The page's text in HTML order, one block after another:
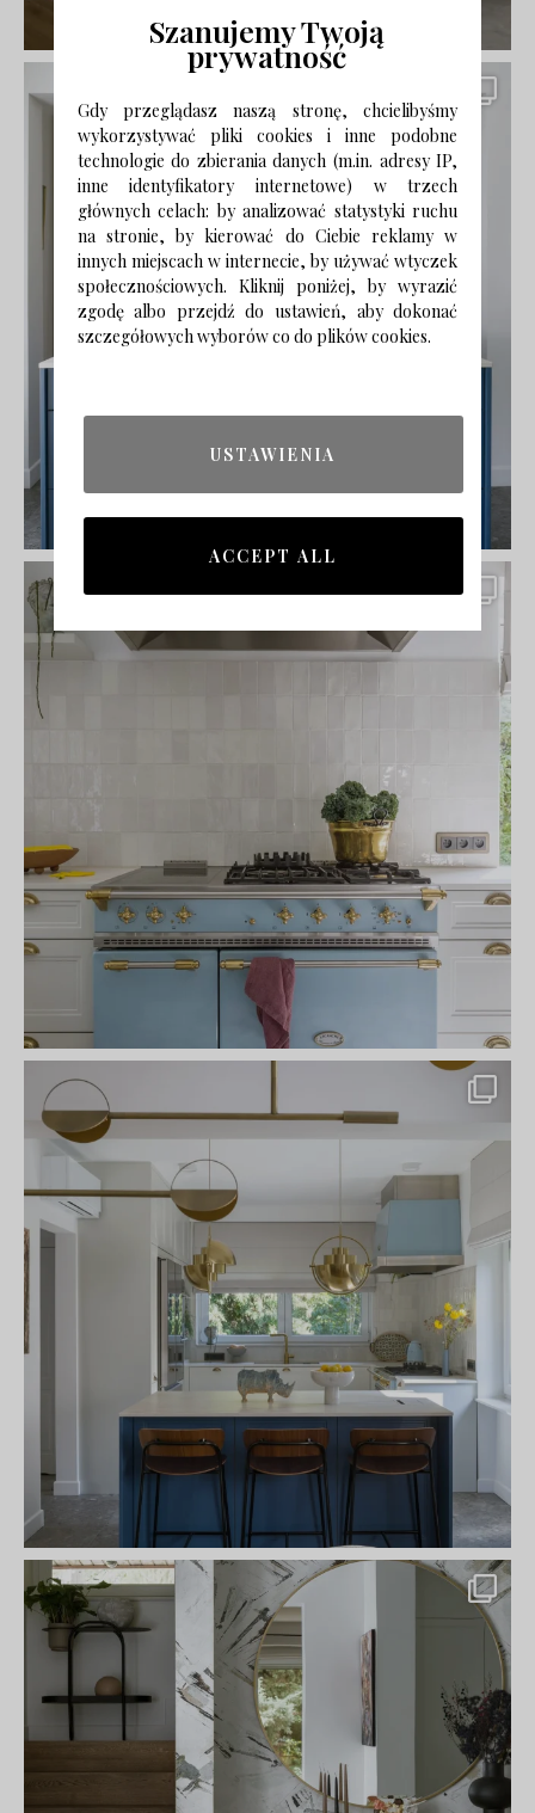
Szanujemy Twoją
prywatność
Gdy przeglądasz naszą stronę, chcielibyśmy
wykorzystywać pliki cookies i inne podobne
technologie do zbierania danych (m.in. adresy IP,
inne identyfikatory internetowe) w trzech
głównych celach: by analizować statystyki ruchu
na stronie, by kierować do Ciebie reklamy w
innych miejscach w internecie, by używać wtyczek
społecznościowych. Kliknij poniżej, by wyrazić
zgodę albo przejdź do ustawień, aby dokonać
szczegółowych wyborów co do plików cookies.
USTAWIENIA
ACCEPT ALL